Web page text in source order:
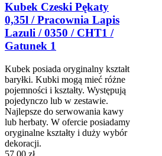
Kubek Czeski Pękaty
0,35l / Pracownia Lapis
Lazuli / 0350 / CHT1 /
Gatunek 1
Kubek posiada oryginalny kształt
baryłki. Kubki mogą mieć różne
pojemności i kształty. Występują
pojedynczo lub w zestawie.
Najlepsze do serwowania kawy
lub herbaty. W ofercie posiadamy
oryginalne kształty i duży wybór
dekoracji.
57,00 zł